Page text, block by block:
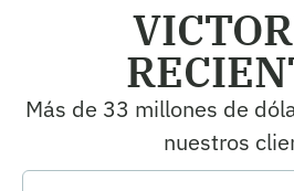
Más de 33 millones de
nuestros